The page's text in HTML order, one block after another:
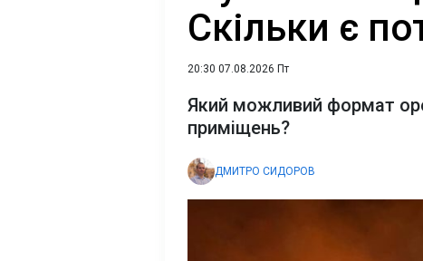
Скільки є
20:30 07.08.2026 Пт
Який можливий формат
приміщень?
ДМИТРО СИДОРОВ